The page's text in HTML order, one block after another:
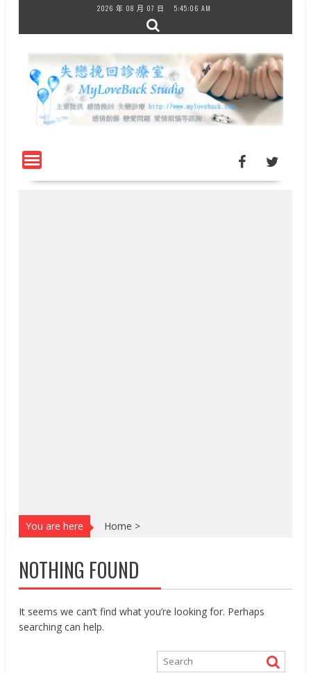
content
2026 年 08 月 07 日 5:45:06 AM
You are here Home >
NOTHING FOUND
It seems we can’t find what you’re looking for. Perhaps
searching can help.